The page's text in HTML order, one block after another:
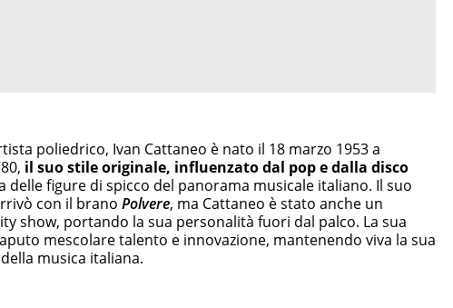
poliedrico, Ivan Cattaneo è nato il 18 marzo 1953 a
il suo stile originale, influenzato dal pop e dalla disco
delle figure di spicco del panorama musicale italiano. Il suo
con il brano Polvere, ma Cattaneo è stato anche un
show, portando la sua personalità fuori dal palco. La sua
mescolare talento e innovazione, mantenendo viva la sua
musica italiana.